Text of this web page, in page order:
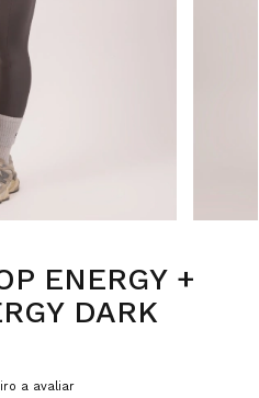
ENERGY +
DARK
a avaliar